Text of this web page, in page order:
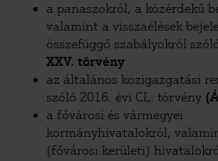
a panaszokról, a közérdekű
valamint a visszaélések
összefüggő szabályokról
XXV. törvény
az általános közigazgatási
szóló 2016. évi CL. törvény
a fővárosi és vármegyei
kormányhivatalokról,
(fővárosi kerületi)